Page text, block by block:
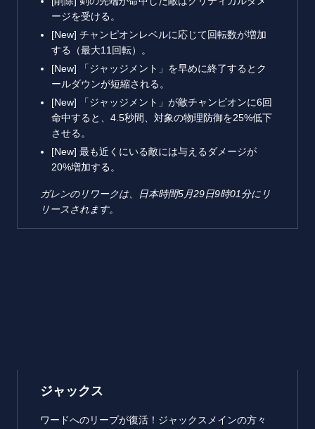
ージを受ける。
[New] チャンピオンレベルに応じて回転数が増加
する（最大11回転）。
[New] 「ジャッジメント」を早めに終了するとク
ールダウンが短縮される。
[New] 「ジャッジメント」が敵チャンピオンに6回
命中すると、4.5秒間、対象の物理防御を25%低下
させる。
[New] 最も近くにいる敵には与えるダメージが
20%増加する。
ガレンのリワークは、日本時間5月29日9時01分にリ
リースされます。
ジャックス
ワードへのリープが復活！ジャックスメインの方々